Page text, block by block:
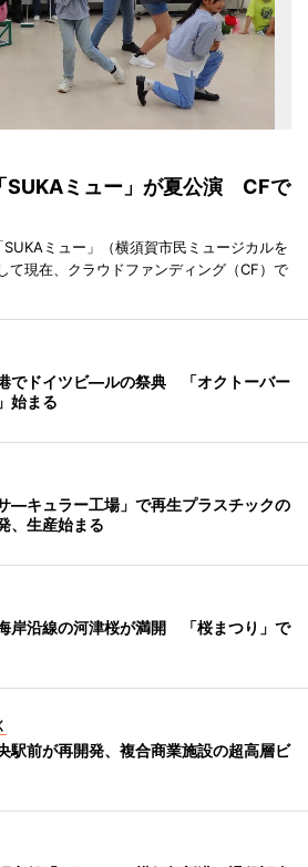
SUKAミュー」が夏公演 CFで
ミュー」（横須賀市民ミュージカルを
て現在、クラウドファンディング（CF）で
でドイツビ―ルの祭典 「オクトーバー
始まる
―キュラー工場」で再生プラスチックの
、生産始まる
岸沿線の河津桜が満開 「桜まつり」で
駅前が再開発、複合商業施設の超高層ビ